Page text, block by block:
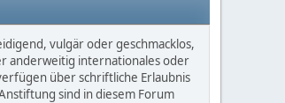
vulgär oder geschmacklos,
anderweitig internationales oder
über schriftliche Erlaubnis
sind in diesem Forum